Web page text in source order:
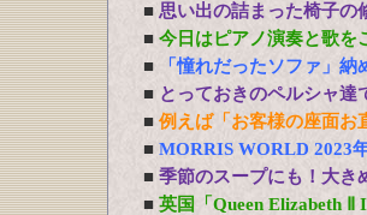
■ 思い出の詰まった椅子の
■ 今日はピアノ演奏と歌を
■
「憧れだったソファ」
■ とっておきのペルシャ達
■ 例えば「お客様の座面お
■ MORRIS WORLD 2023
■ 季節のスープにも！大き
■ 英国「Queen Elizabeth